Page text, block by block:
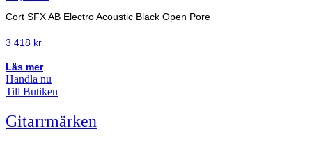
Cort SFX AB Electro Acoustic Black Open Pore
3 418 kr
Läs mer
Handla nu
Till Butiken
Gitarrmärken